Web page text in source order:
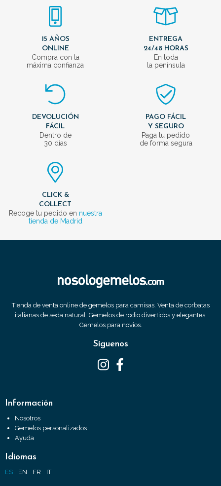
15 AÑOS
ONLINE
Compra con la
máxima confianza
ENTREGA
24/48 HORAS
En toda
la península
DEVOLUCIÓN
FÁCIL
Dentro de
30 días
PAGO FÁCIL
Y SEGURO
Paga tu pedido
de forma segura
CLICK &
COLLECT
Recoge tu pedido en nuestra
tienda de Madrid
Tienda de venta online de gemelos para camisas. Venta de corbatas
italianas de seda natural. Gemelos de rodio divertidos y elegantes.
Gemelos para novios.
Síguenos
Información
Nosotros
Gemelos personalizados
Ayuda
Idiomas
ES EN FR IT